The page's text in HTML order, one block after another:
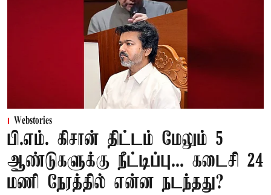
Webstories
பி.எம். கிசான் திட்டம் மேலும் 5
ஆண்டுகளுக்கு நீட்டிப்பு... கடைசி 24
மணி நேரத்தில் என்ன நடந்தது?